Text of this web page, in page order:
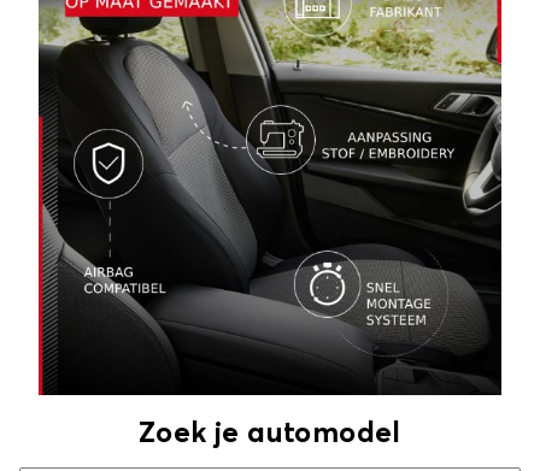
Zoek je automodel